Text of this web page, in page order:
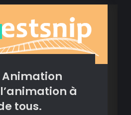
Animation
à
tous.